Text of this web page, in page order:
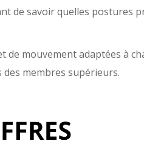
de savoir quelles postures
de mouvement adaptées à
membres supérieurs.